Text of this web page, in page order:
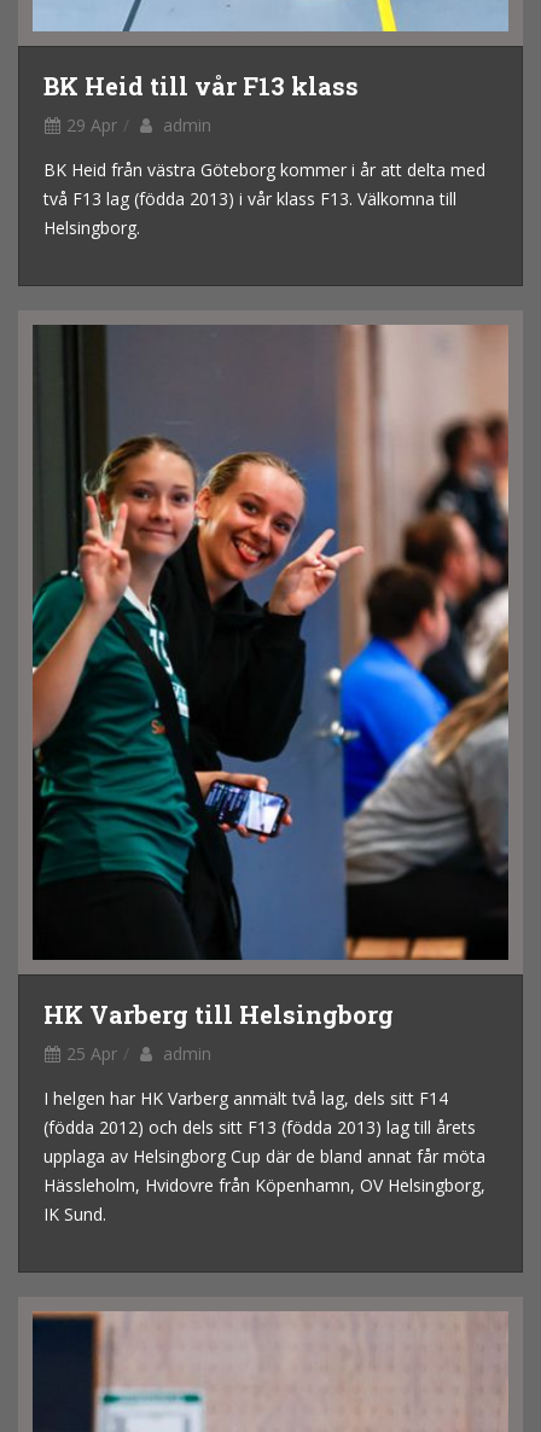
BK Heid till vår F13 klass
29 Apr
admin
BK Heid från västra Göteborg kommer i år att delta med
två F13 lag (födda 2013) i vår klass F13. Välkomna till
Helsingborg.
HK Varberg till Helsingborg
25 Apr
admin
I helgen har HK Varberg anmält två lag, dels sitt F14
(födda 2012) och dels sitt F13 (födda 2013) lag till årets
upplaga av Helsingborg Cup där de bland annat får möta
Hässleholm, Hvidovre från Köpenhamn, OV Helsingborg,
IK Sund.